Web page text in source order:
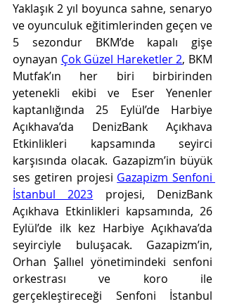
Yaklaşık 2 yıl boyunca sahne, senaryo
ve oyunculuk eğitimlerinden geçen ve
5 sezondur BKM’de kapalı gişe
oynayan Çok Güzel Hareketler 2, BKM
Mutfak’ın her biri birbirinden
yetenekli ekibi ve Eser Yenenler
kaptanlığında 25 Eylül’de Harbiye
Açıkhava’da DenizBank Açıkhava
Etkinlikleri kapsamında seyirci
karşısında olacak. Gazapizm’in büyük
ses getiren projesi Gazapizm Senfoni
İstanbul 2023 projesi, DenizBank
Açıkhava Etkinlikleri kapsamında, 26
Eylül’de ilk kez Harbiye Açıkhava’da
seyirciyle buluşacak. Gazapizm’in,
Orhan Şallıel yönetimindeki senfoni
orkestrası ve koro ile
gerçekleştireceği Senfoni İstanbul